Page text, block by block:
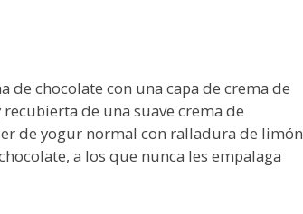
de chocolate con una capa de crema de
de una suave crema de
de yogur normal con ralladura de limón
a los que nunca les empalaga